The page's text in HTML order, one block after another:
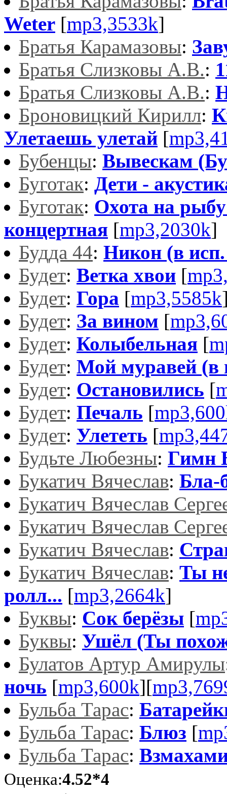
Weter [mp3,3533k]
Братья Карамазовы:
Братья Слизковы А.В.:
Братья Слизковы А.В.:
Броновицкий Кирилл:
Улетаешь улетай [
Бубенцы: Вывескам
Буготак: Дети -
Буготак: Охота на
концертная [mp3,2030k]
Будда 44: Никон (в
Будет: Ветка хвои [
Будет: Гора [mp3,5585k
Будет: За вином [
Будет: Колыбельная [
Будет: Мой муравей (в
Будет: Остановились [
Будет: Печаль [
Будет: Улететь [
Будьте Любезны: Гимн
Букатич Вячеслав: Бла-
Букатич Вячеслав
Букатич Вячеслав
Букатич Вячеслав:
Букатич Вячеслав: Ты
ролл... [mp3,2664k]
Буквы: Сок берёзы [
Буквы: Ушёл (Ты
Булатов Артур Амирулы
ночь [mp3,600k][
Бульба Тарас:
Бульба Тарас: Блюз [
Бульба Тарас:
Оценка:4.52*4